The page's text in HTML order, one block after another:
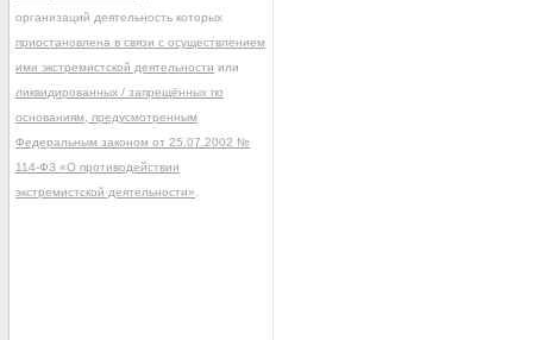
организаций деятельность которых
приостановлена в связи с осуществлением
ими экстремистской деятельности или
ликвидированных / запрещённых по
основаниям, предусмотренным
Федеральным законом от 25.07.2002 №
114-ФЗ «О противодействии
экстремистской деятельности»